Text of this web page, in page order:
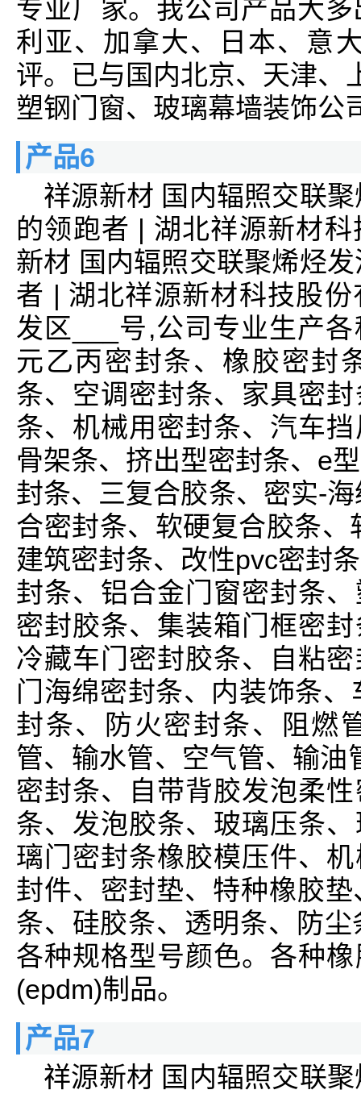
专业厂家。我公司产品大
利亚、加拿大、日本、意
评。已与国内北京、天津、
塑钢门窗、玻璃幕墙装饰公
产品6
祥源新材 国内辐照交联
的领跑者 | 湖北祥源新材
新材 国内辐照交联聚烯烃
者 | 湖北祥源新材科技股
发区___号,公司专业生产
元乙丙密封条、橡胶密封
条、空调密封条、家具密
条、机械用密封条、汽车
骨架条、挤出型密封条、e
封条、三复合胶条、密实-
合密封条、软硬复合胶条
建筑密封条、改性pvc密封
封条、铝合金门窗密封条
密封胶条、集装箱门框密
冷藏车门密封胶条、自粘
门海绵密封条、内装饰条
封条、防火密封条、阻燃
管、输水管、空气管、输
密封条、自带背胶发泡柔
条、发泡胶条、玻璃压条
璃门密封条橡胶模压件、
封件、密封垫、特种橡胶
条、硅胶条、透明条、防
各种规格型号颜色。各种
(epdm)制品。
产品7
祥源新材 国内辐照交联